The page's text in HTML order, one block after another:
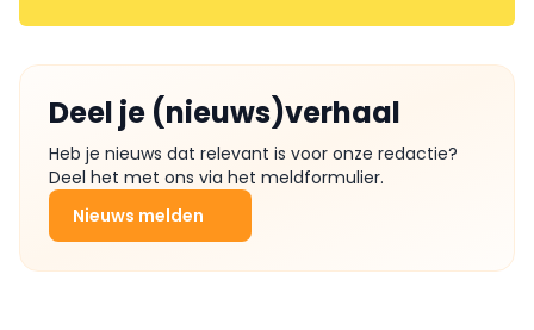
Deel je (nieuws)verhaal
Heb je nieuws dat relevant is voor onze redactie?
Deel het met ons via het meldformulier.
Nieuws melden